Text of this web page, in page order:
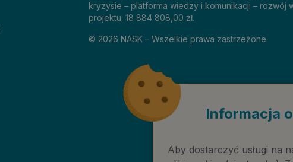
kryzysie – platforma wiedzy i komunikacji – rozwój
projektu: 18 884 808,00 zł.
© 2026 NASK – Wszelkie prawa zastrzeżone
Informacja
Aby dostarczyć usługi na